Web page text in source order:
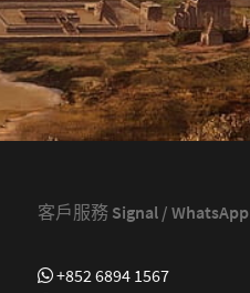
客戶服務 Signal /
+852 6894 1567